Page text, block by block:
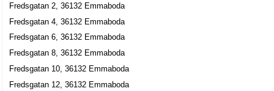
Fredsgatan 2, 36132 Emmaboda
Fredsgatan 4, 36132 Emmaboda
Fredsgatan 6, 36132 Emmaboda
Fredsgatan 8, 36132 Emmaboda
Fredsgatan 10, 36132 Emmaboda
Fredsgatan 12, 36132 Emmaboda